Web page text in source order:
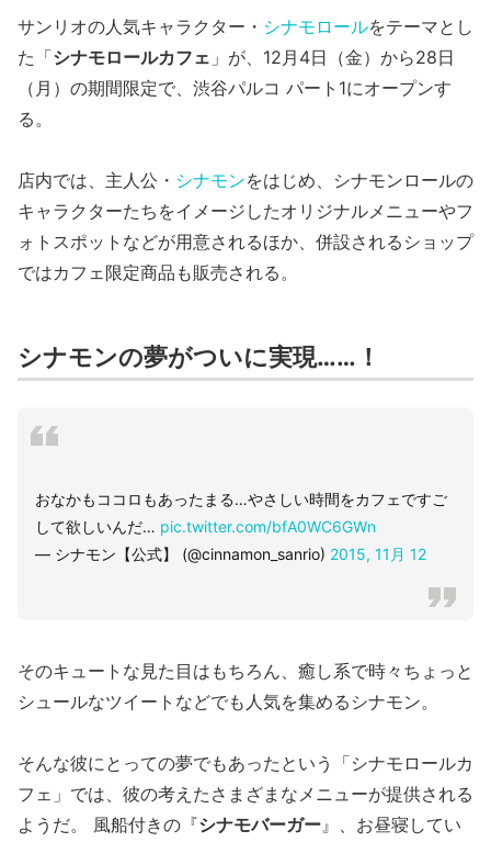
サンリオの人気キャラクター・ シナモロールをテーマとし
た「シナモロールカフェ 」が、12月4日（金）から28日
（月）の期間限定で、渋谷パルコ パート1にオープンす
る。
店内では、主人公・ シナモンをはじめ、シナモンロールの
キャラクターたちをイメージしたオリジナルメニューやフ
ォトスポットなどが用意されるほか、併設されるショップ
ではカフェ限定商品も販売される。
シナモンの夢がついに実現……！
おなかもココロもあったまる…やさしい時間をカフェですご
して欲しいんだ… pic.twitter.com/bfA0WC6GWn
— シナモン【公式】 (@cinnamon_sanrio) 2015, 11月 12
そのキュートな見た目はもちろん、癒し系で時々ちょっと
シュールなツイートなどでも人気を集めるシナモン。
そんな彼にとっての夢でもあったという「シナモロールカ
フェ」では、彼の考えたさまざまなメニューが提供される
ようだ。 風船付きの『シナモバーガー 』、お昼寝してい